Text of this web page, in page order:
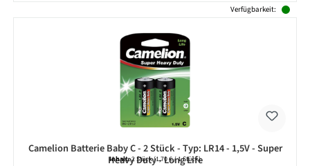
Verfügbarkeit:
Camelion Batterie Baby C - 2 Stück - Typ: LR14 - 1,5V - Super
Heavy Duty - Long Life
Inhalt:2 Stück(1,70 € / 1 Stück)